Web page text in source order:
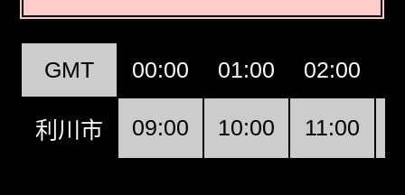
GMT 00:00 01:00 02:00
利川市 09:00 10:00 11:00